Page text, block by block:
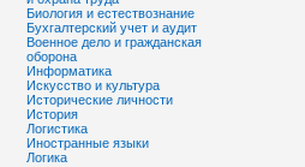
Биология и естествознание
Бухгалтерский учет и аудит
Военное дело и гражданская
оборона
Информатика
Искусство и культура
Исторические личности
История
Логистика
Иностранные языки
Логика